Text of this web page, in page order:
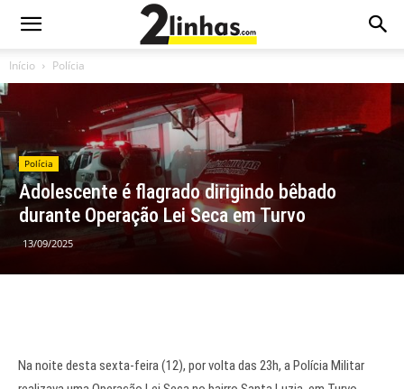
Início Polícia
Polícia
Adolescente é flagrado dirigindo bêbado
durante Operação Lei Seca em Turvo
13/09/2025
Na noite desta sexta-feira (12), por volta das 23h, a Polícia Militar